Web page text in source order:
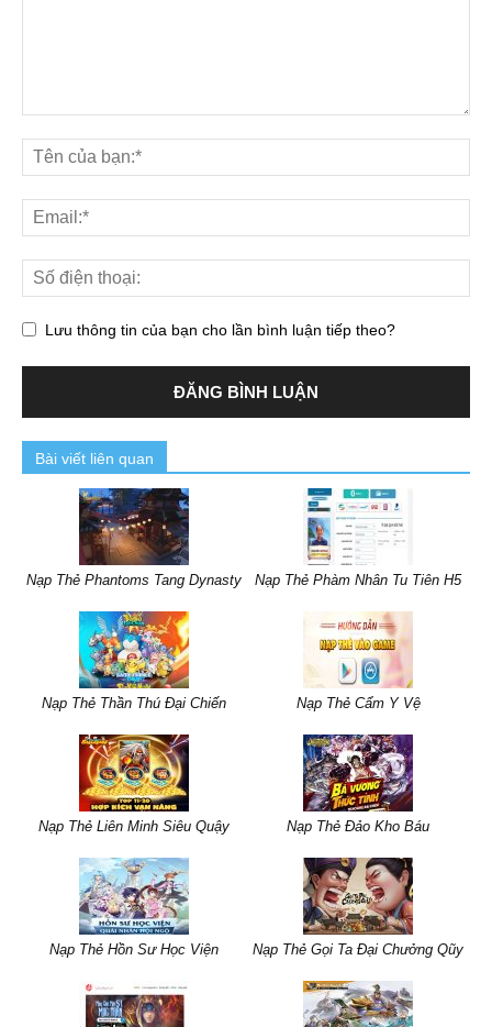
Lưu thông tin của bạn cho lần bình luận tiếp theo?
Bài viết liên quan
Nạp Thẻ Phantoms Tang Dynasty Nạp Thẻ Phàm Nhân Tu Tiên H5
Nạp Thẻ Thần Thú Đại Chiến Nạp Thẻ Cẩm Y Vệ
Nạp Thẻ Liên Minh Siêu Quậy Nạp Thẻ Đảo Kho Báu
Nạp Thẻ Hồn Sư Học Viện Nạp Thẻ Gọi Ta Đại Chưởng Qũy